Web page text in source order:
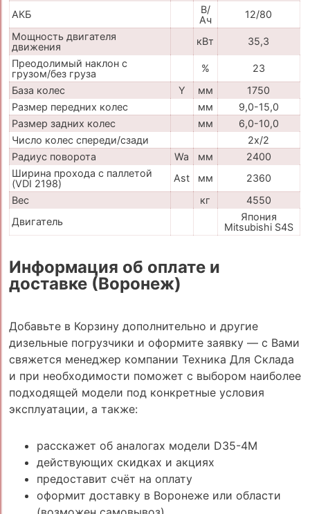
АКБ
В/
Ач
12/80
Мощность двигателя
движения
кВт
35,3
Преодолимый наклон с
грузом/без груза
%
23
База колес
Y мм
1750
Размер передних колес
мм
9,0-15,0
Размер задних колес
мм
6,0-10,0
Число колес спереди/сзади
2x/2
Радиус поворота
Wa мм
2400
Ширина прохода с паллетой
(VDI 2198)
Ast мм
2360
Вес
кг
4550
Двигатель
Япония
Mitsubishi S4S
Информация об оплате и
доставке (Воронеж)
Добавьте в Корзину дополнительно и другие
дизельные погрузчики и оформите заявку — с Вами
свяжется менеджер компании Техника Для Склада
и при необходимости поможет с выбором наиболее
подходящей модели под конкретные условия
эксплуатации, а также:
расскажет об аналогах модели D35-4M
действующих скидках и акциях
предоставит счёт на оплату
оформит доставку в Воронеже или области